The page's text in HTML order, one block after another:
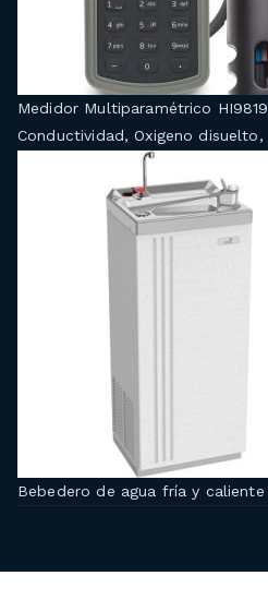
Medidor Multiparamétrico
Conductividad, Oxigeno disuelto,
Bebedero de agua fría y caliente